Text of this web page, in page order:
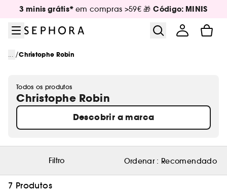
Ir para o menu
Ir para o conteúdo principal
Ir para o rodapé
3 minis grátis* em compras >59€ 🎁Código: MINIS
... /Christophe Robin
Todos os produtos
Christophe Robin
Descobrir a marca
Filtro Ordenar : Recomendado
7 Produtos